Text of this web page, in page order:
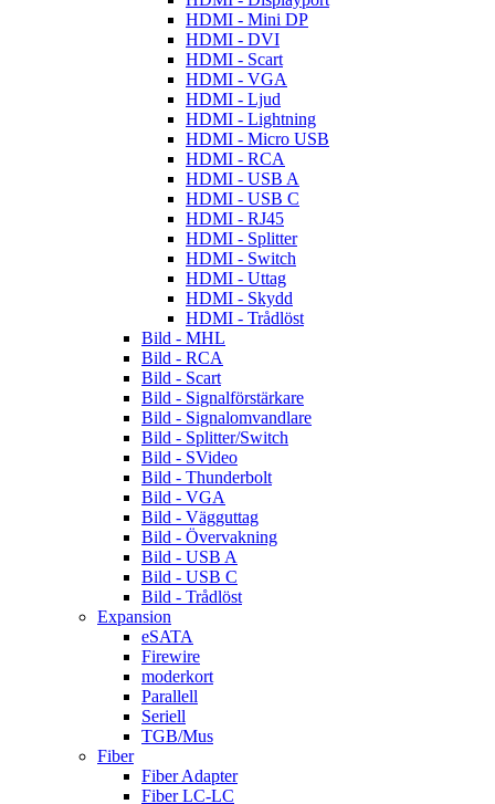
HDMI - Mini DP
HDMI - DVI
HDMI - Scart
HDMI - VGA
HDMI - Ljud
HDMI - Lightning
HDMI - Micro USB
HDMI - RCA
HDMI - USB A
HDMI - USB C
HDMI - RJ45
HDMI - Splitter
HDMI - Switch
HDMI - Uttag
HDMI - Skydd
HDMI - Trådlöst
Bild - MHL
Bild - RCA
Bild - Scart
Bild - Signalförstärkare
Bild - Signalomvandlare
Bild - Splitter/Switch
Bild - SVideo
Bild - Thunderbolt
Bild - VGA
Bild - Vägguttag
Bild - Övervakning
Bild - USB A
Bild - USB C
Bild - Trådlöst
Expansion
eSATA
Firewire
moderkort
Parallell
Seriell
TGB/Mus
Fiber
Fiber Adapter
Fiber LC-LC